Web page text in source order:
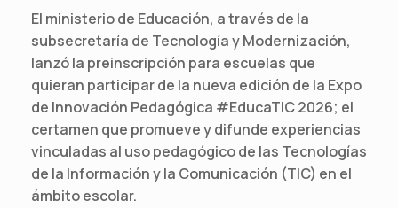
El ministerio de Educación, a través de la
subsecretaría de Tecnología y Modernización,
lanzó la preinscripción para escuelas que
quieran participar de la nueva edición de la Expo
de Innovación Pedagógica #EducaTIC 2026; el
certamen que promueve y difunde experiencias
vinculadas al uso pedagógico de las Tecnologías
de la Información y la Comunicación (TIC) en el
ámbito escolar.